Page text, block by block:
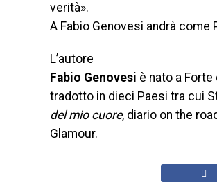
verità».
A Fabio Genovesi andrà
L’autore
Fabio Genovesi è nato a
tradotto in dieci Paesi tra cui
del mio cuore, diario on the
Glamour.